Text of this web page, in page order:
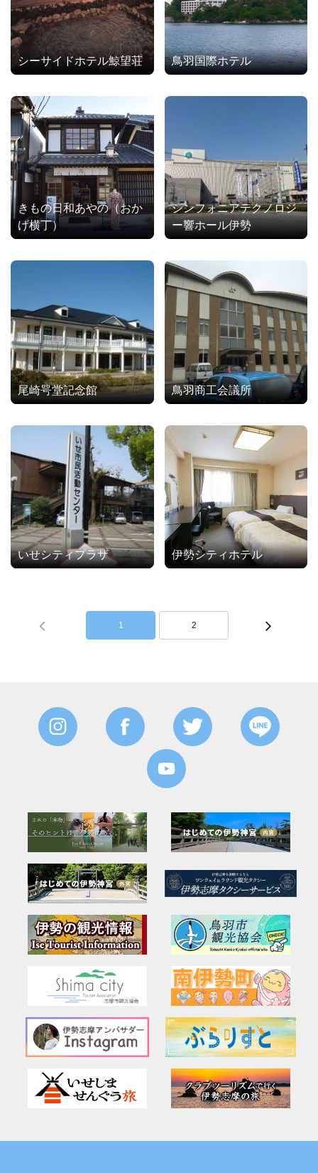
シーサイドホテル鯨望荘 鳥羽国際ホテル
きもの日和あやの（おか
げ横丁）
シンフォニアテクノロジ
ー響ホール伊勢
尾崎咢堂記念館 鳥羽商工会議所
いせシティプラザ 伊勢シティホテル
1 2